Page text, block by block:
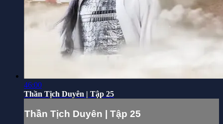
46:00
Thần Tịch Duyên | Tập 25
Thần Tịch Duyên | Tập 25